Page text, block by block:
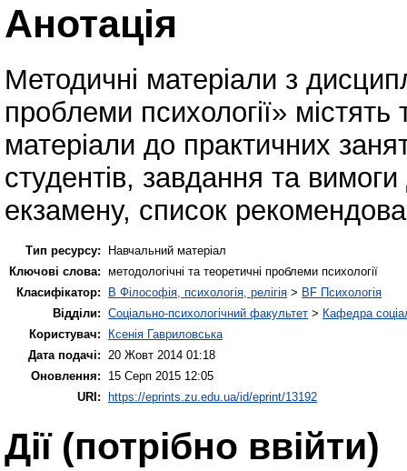
Анотація
Методичні матеріали з
проблеми психології»
матеріали до практичних
студентів, завдання та
екзамену, список
Тип ресурсу:
Навчальний матеріал
Ключові слова: методологічні та теоретичні проблеми психології
Класифікатор:
B Філософія, психологія, релігія > BF Психологія
Відділи: Соціально-психологічний факультет > Кафедра
Користувач:
Ксенія Гавриловська
Дата подачі:
20 Жовт 2014 01:18
Оновлення:
15 Серп 2015 12:05
URI: https://eprints.zu.edu.ua/id/eprint/13192
Дії ​​(потрібно ввійти)